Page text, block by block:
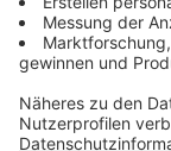
Weitere
Anzeige
Hier kommt ihr